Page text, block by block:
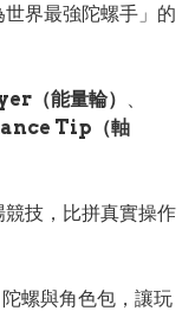
界最強陀螺手」的
（能量輪）
Tip（軸
技，比拼真實操作
螺與角色包，讓玩